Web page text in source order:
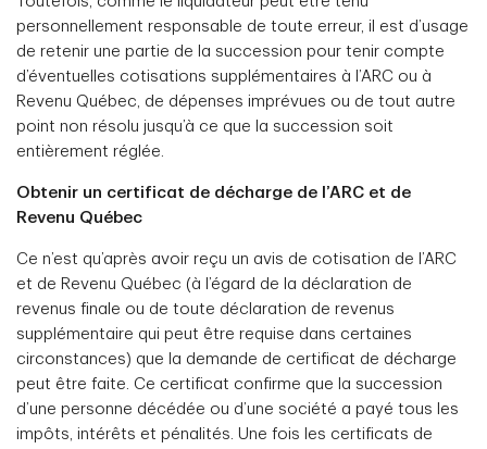
personnellement responsable de toute erreur, il est d’usage
de retenir une partie de la succession pour tenir compte
d’éventuelles cotisations supplémentaires à l’ARC ou à
Revenu Québec, de dépenses imprévues ou de tout autre
point non résolu jusqu’à ce que la succession soit
entièrement réglée.
Obtenir un certificat de décharge de l’ARC et de
Revenu Québec
Ce n’est qu’après avoir reçu un avis de cotisation de l’ARC
et de Revenu Québec (à l’égard de la déclaration de
revenus finale ou de toute déclaration de revenus
supplémentaire qui peut être requise dans certaines
circonstances) que la demande de certificat de décharge
peut être faite. Ce certificat confirme que la succession
d’une personne décédée ou d’une société a payé tous les
impôts, intérêts et pénalités. Une fois les certificats de